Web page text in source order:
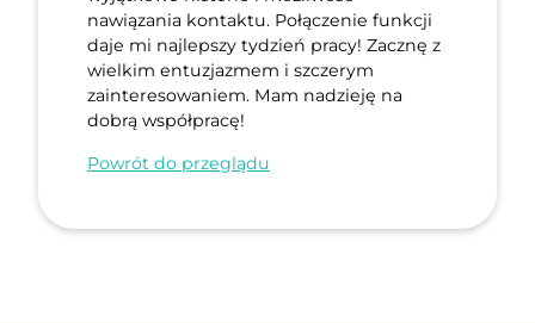
nawiązania kontaktu. Połączenie funkcji
daje mi najlepszy tydzień pracy! Zacznę z
wielkim entuzjazmem i szczerym
zainteresowaniem. Mam nadzieję na
dobrą współpracę!
Powrót do przeglądu